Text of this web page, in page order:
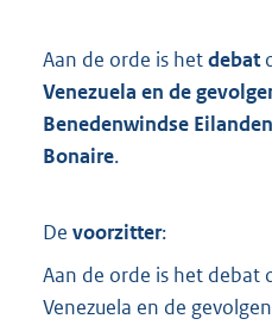
Aan de orde is hetdebat
Venezuela en de
Benedenwindse
Bonaire.
De voorzitter:
Aan de orde is het debat
Venezuela en de